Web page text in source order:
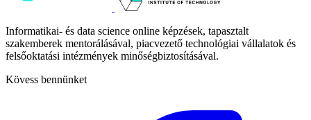
Informatikai- és data science online képzések, tapasztalt
szakemberek mentorálásával, piacvezető technológiai vállalatok és
felsőoktatási intézmények minőségbiztosításával.
Kövess bennünket